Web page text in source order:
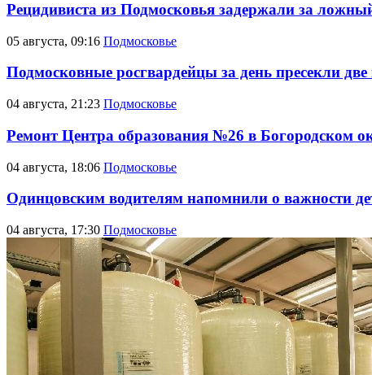
Рецидивиста из Подмосковья задержали за
05 августа, 09:16 Подмосковье
Подмосковные росгвардейцы за день пресекли
04 августа, 21:23 Подмосковье
Ремонт Центра образования №26 в Богородском
04 августа, 18:06 Подмосковье
Одинцовским водителям напомнили о важности
04 августа, 17:30 Подмосковье